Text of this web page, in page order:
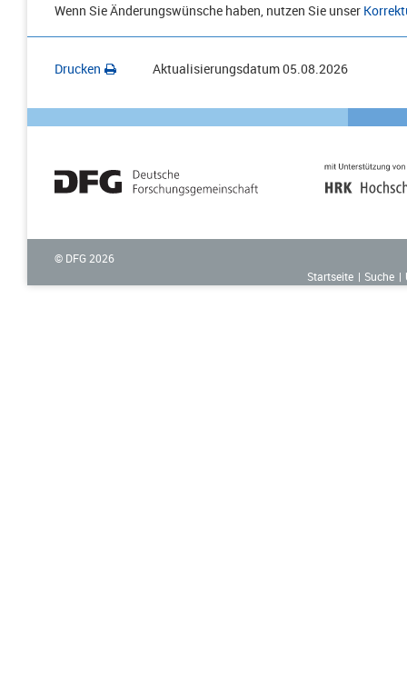
Wenn Sie Änderungswünsche haben, nutzen Sie unser
Drucken Aktualisierungsdatum05.08.2026
© DFG 2026
Startseite
Suche